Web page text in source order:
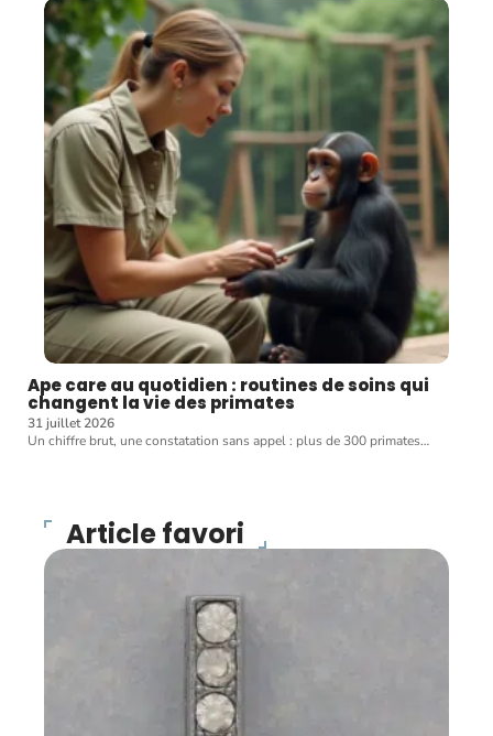
Ape care au quotidien : routines de soins qui
changent la vie des primates
31 juillet 2026
Un chiffre brut, une constatation sans appel : plus de 300 primates…
Article favori